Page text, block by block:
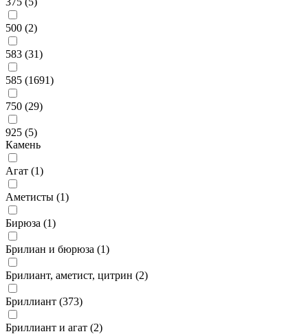
500 (2)
583 (31)
585 (1691)
750 (29)
925 (5)
Камень
Агат (1)
Аметисты (1)
Бирюза (1)
Брилиан и бюрюза (1)
Брилиант, аметист, цитрин (2)
Бриллиант (373)
Бриллиант и агат (2)